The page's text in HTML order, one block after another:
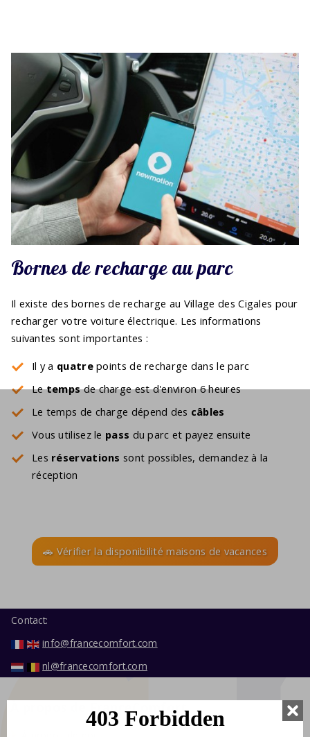
Bornes de recharge au parc
Il existe des bornes de recharge au Village des Cigales pour
recharger votre voiture électrique. Les informations
suivantes sont importantes :
Il y a quatrepoints de recharge dans le parc
Letempsde charge est d'environ 6 heures
Le temps de charge dépend des câbles
Vous utilisez le pass du parc et payez ensuite
Les réservations sont possibles, demandez à la
réception
🚗 Vérifier la disponibilité maisons de vacances
Contact:
info@francecomfort.com
nl@francecomfort.com
À propos de FranceComfort